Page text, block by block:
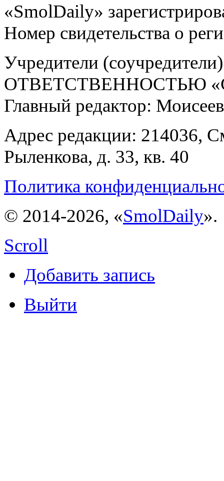
«SmolDaily»
Номер свидетельства о
Учредители
ОТВЕТСТВЕННОСТЬЮ
Главный редактор:
Адрес редакции: 214036,
Рыленкова, д. 33, кв. 40
Политика
© 2014-2026, «SmolDaily».
Scroll
Добавить запись
Выйти